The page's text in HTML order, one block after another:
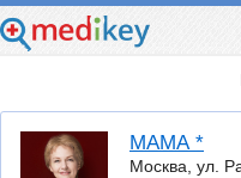
МАМА *
Москва, ул.